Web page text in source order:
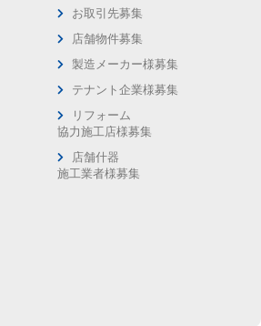
お取引先募集
店舗物件募集
製造メーカー様募集
テナント企業様募集
リフォーム
協力施工店様募集
店舗什器
施工業者様募集